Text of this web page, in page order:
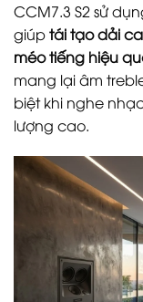
CCM7.3 S2 sử
giúptái tạo dải
méo tiếng hiệu
mang lại âm
biệt khi nghe
lượng cao.